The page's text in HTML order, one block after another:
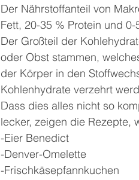
Der Nährstoffanteil von
Fett, 20-35 % Protein und
Der Großteil der
oder Obst stammen,
der Körper in den
Kohlenhydrate verzehrt
Dass dies alles nicht so
lecker, zeigen die Rezepte,
-Eier Benedict
-Denver-Omelette
-Frischkäsepfannkuchen